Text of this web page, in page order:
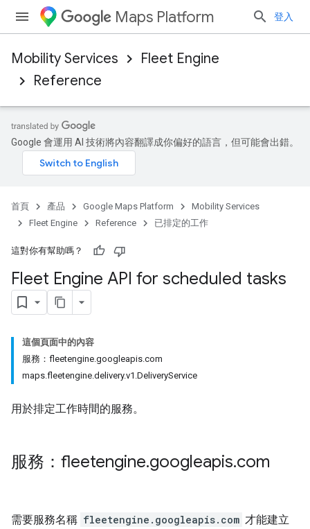
Maps Platform 登入
Mobility Services
Fleet Engine
Reference
Google 會運用 AI 技術將內容翻譯成你偏好的語言，但可能會出錯。
首頁 產品 Google Maps Platform
Mobility Services
Fleet Engine
Reference 已排定的工作
這對你有幫助嗎？
Fleet Engine API for scheduled tasks
這個頁面中的內容
服務：fleetengine.googleapis.com
maps.fleetengine.delivery.v1.DeliveryService
用於排定工作時間的服務。
服務：fleetengine.googleapis.com
需要服務名稱 fleetengine.googleapis.com 才能建立